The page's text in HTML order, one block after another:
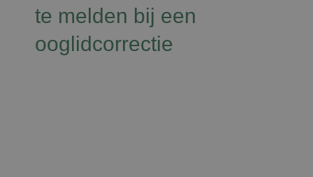
te melden bij een
ooglidcorrectie